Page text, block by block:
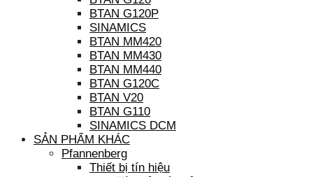
BTAN G120P
SINAMICS
BTAN MM420
BTAN MM430
BTAN MM440
BTAN G120C
BTAN V20
BTAN G110
SINAMICS DCM
SẢN PHẨM KHÁC
Pfannenberg
Thiết bị tín hiệu